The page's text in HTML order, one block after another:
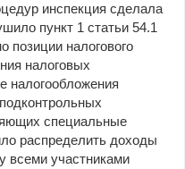
инспекция сделала
пункт 1 статьи 54.1
позиции налогового
налоговых
налогообложения
специальные
распределить доходы
всеми участниками